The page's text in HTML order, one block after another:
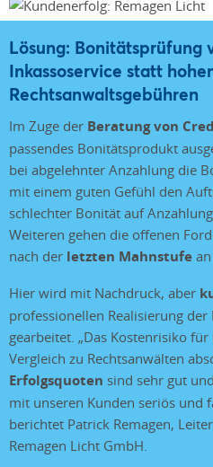
Lösung: Bonitätsprüfung
Inkassoservice statt
Rechtsanwaltsgebühren
Im Zuge der Beratung von
passendes Bonitätsprodukt
bei abgelehnter Anzahlung die
mit einem guten Gefühl den
schlechter Bonität auf
Weiteren gehen die offenen
nach der letzten Mahnstufe
Hier wird mit Nachdruck, aber
professionellen Realisierung
gearbeitet. „Das Kostenrisiko
Vergleich zu Rechtsanwälten
Erfolgsquoten sind sehr gut
mit unseren Kunden seriös und
berichtet Patrick Remagen,
Remagen Licht GmbH.